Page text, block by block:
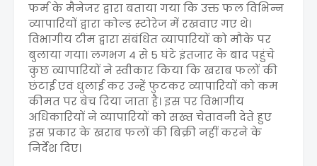
फर्म के मैनेजर द्वारा बताया गया कि उक्त फल विभिन्न
व्यापारियों द्वारा कोल्ड स्टोरेज में रखवाए गए थे।
विभागीय टीम द्वारा संबंधित व्यापारियों को मौके पर
बुलाया गया। लगभग 4 से 5 घंटे इंतजार के बाद पहुंचे
कुछ व्यापारियों ने स्वीकार किया कि खराब फलों की
छंटाई एवं धुलाई कर उन्हें फुटकर व्यापारियों को कम
कीमत पर बेच दिया जाता है। इस पर विभागीय
अधिकारियों ने व्यापारियों को सख्त चेतावनी देते हुए
इस प्रकार के खराब फलों की बिक्री नहीं करने के
निर्देश दिए।